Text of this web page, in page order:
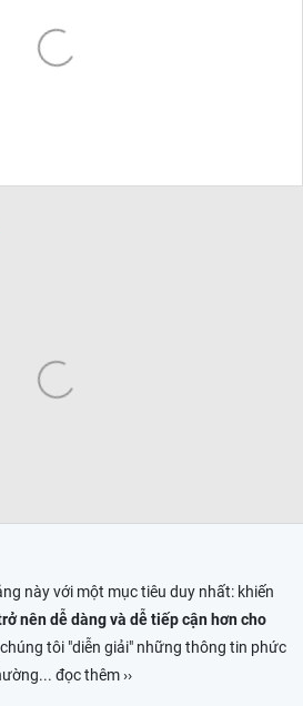
này với một mục tiêu duy nhất: khiến
nên dễ dàng và dễ tiếp cận hơn cho
chúng tôi "diễn giải" những thông tin phức
... đọc thêm ››